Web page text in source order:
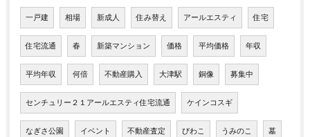
一戸建 相場 新成人 住み替え アールエスティ 住宅
住宅流通 春 新築マンション 価格 平均価格 年収
平均年収 何倍 不動産購入 大津駅 銅像 募集中
センチュリー２１アールエスティ住宅流通 ケインコスギ
なぎさ公園 イベント 不動産査定 びわこ うみのこ 墓